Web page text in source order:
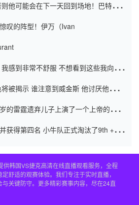
他可能会在下一天回到场地！巴特勒迈
叹的阵型！伊万（Ivan
感到非常不舒服 不想看到这些我向他
被揭示 谁注意到威金斯 他讨厌他的老
的雷霆遗弃儿子上演了一个上帝的剧
获得第四名 小牛队正式淘汰了9th + 76
韩国VS捷克高清在线直播观看服务，全程
舒适的观赛体验。我们专注于实时直播，
关键防守。更多精彩赛事内容，尽在24直